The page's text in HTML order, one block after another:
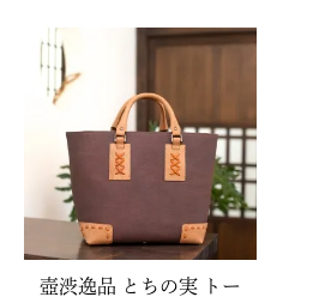
壺渋逸品 とちの実 トー